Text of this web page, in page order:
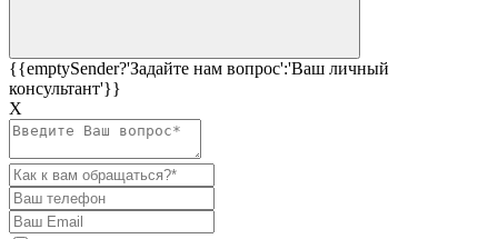
{{emptySender?'Задайте нам вопрос':'Ваш личный
консультант'}}
Х